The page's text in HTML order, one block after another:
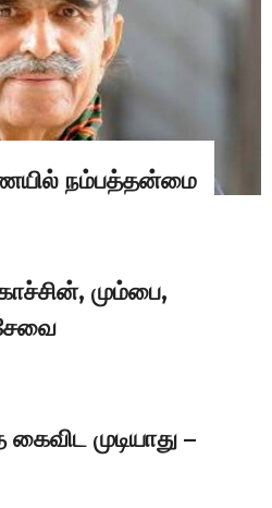
நம்பத்தன்மை
மும்பை,
முடியாது –